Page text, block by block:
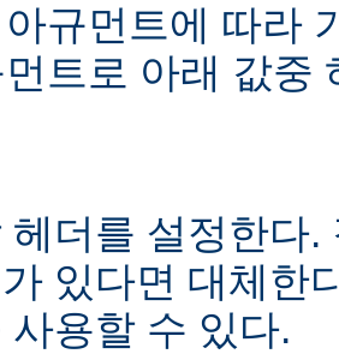
규먼트에 따라
트로 아래 값중
헤더를 설정한다.
있다면 대체한
사용할 수 있다.